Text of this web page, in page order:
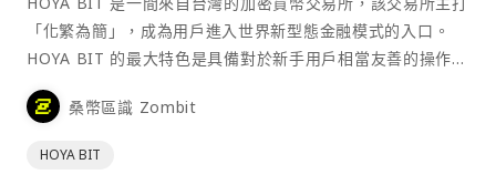
「化繁為簡」，成為用戶進入世界新型態金融模式的入口。
HOYA BIT 的最大特色是具備對於新手用戶相當友善的操作介
面，並聚焦於三大核心價值：合法合規、穩健收益與直覺易
用。 桑幣區識 Zombit
HOYA BIT